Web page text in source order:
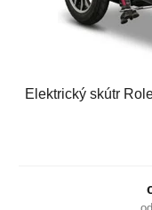
Elektrický skútr